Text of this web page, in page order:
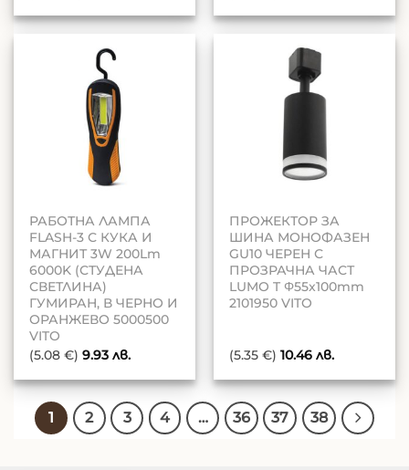
РАБОТНА ЛАМПА
FLASH-3 С КУКА И
МАГНИТ 3W 200Lm
6000K (СТУДЕНА
СВЕТЛИНА)
ГУМИРАН, В ЧЕРНО И
ОРАНЖЕВО 5000500
VITO
(5.08 €) 9.93лв.
ПРОЖЕКТОР ЗА
ШИНА МОНОФАЗЕН
GU10 ЧЕРЕН С
ПРОЗРАЧНА ЧАСТ
LUMO T Φ55x100mm
2101950 VITO
(5.35 €) 10.46лв.
1 2 3 4 … 36 37 38